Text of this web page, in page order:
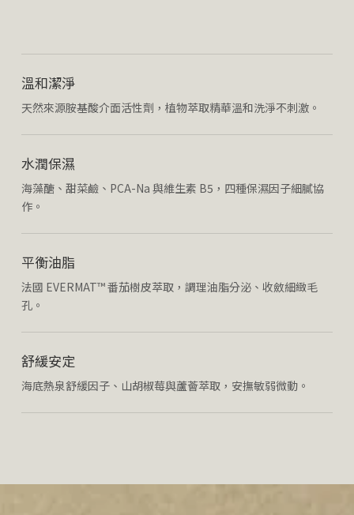
溫和潔淨
天然來源胺基酸介面活性劑，植物萃取精華溫和洗淨不刺激。
水潤保濕
海藻醣、甜菜鹼、PCA-Na 與維生素 B5，四種保濕因子細膩協
作。
平衡油脂
法國 EVERMAT™ 番茄樹皮萃取，調理油脂分泌、收斂細緻毛
孔。
舒緩安定
海底熱泉舒緩因子、山胡椒莓與蘆薈萃取，安撫敏弱微動。